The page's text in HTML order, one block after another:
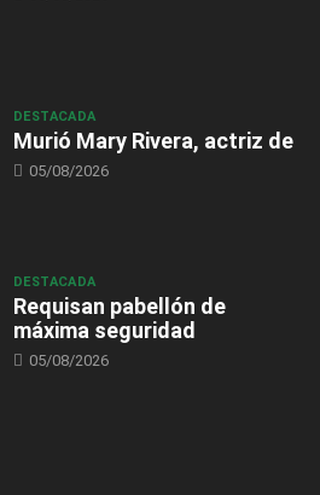
DESTACADA
Murió Mary Rivera, actriz de
05/08/2026
DESTACADA
Requisan pabellón de
máxima seguridad
05/08/2026